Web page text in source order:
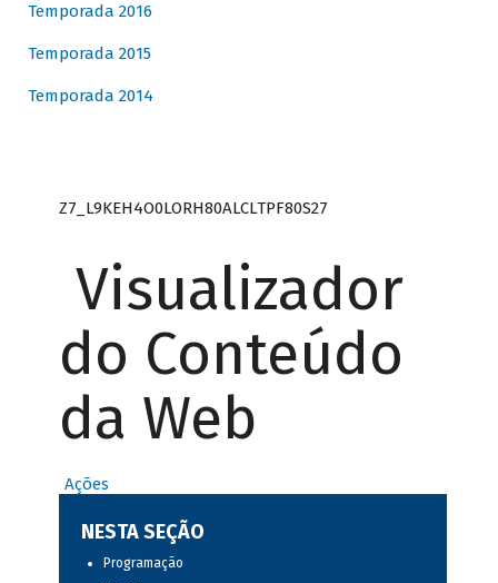
Temporada 2016
Temporada 2015
Temporada 2014
Z7_L9KEH4O0LORH80ALCLTPF80S27
Visualizador
do Conteúdo
da Web
Ações
NESTA SEÇÃO
Programação